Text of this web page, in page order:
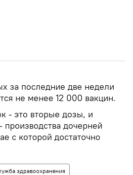
за последние две недели
не менее 12 000 вакцин.
- это вторые дозы, и
производства дочерней
с которой достаточно
здравоохранения